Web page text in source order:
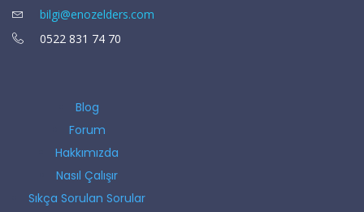
bilgi@enozelders.com
0522 831 74 70
Blog
Forum
Hakkımızda
Nasıl Çalışır
Sıkça Sorulan Sorular